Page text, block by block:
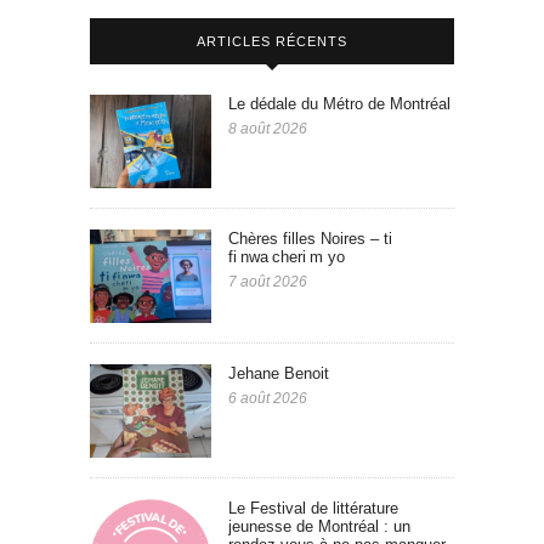
ARTICLES RÉCENTS
Le dédale du Métro de Montréal
8 août 2026
Chères filles Noires – ti
fi nwa cheri m yo
7 août 2026
Jehane Benoit
6 août 2026
Le Festival de littérature
jeunesse de Montréal : un